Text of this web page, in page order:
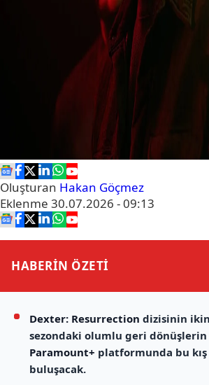
Oluşturan Hakan Göçmez
Eklenme 30.07.2026 - 09:13
HABERİN ÖZETİ
Dexter: Resurrection dizisinin
sezondaki olumlu geri dönüşlerin
Paramount+ platformunda bu
buluşacak.